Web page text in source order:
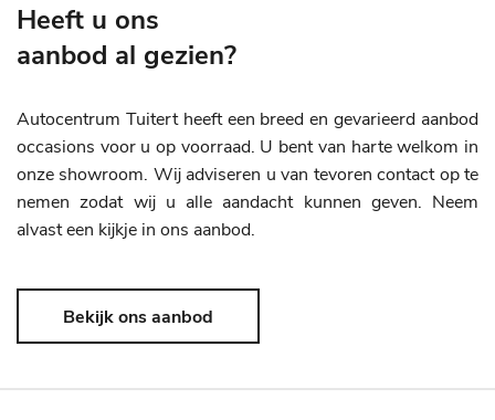
Heeft u ons
aanbod al gezien?
Autocentrum Tuitert heeft een breed en gevarieerd aanbod
occasions voor u op voorraad. U bent van harte welkom in
onze showroom. Wij adviseren u van tevoren contact op te
nemen zodat wij u alle aandacht kunnen geven. Neem
alvast een kijkje in ons aanbod.
Bekijk ons aanbod